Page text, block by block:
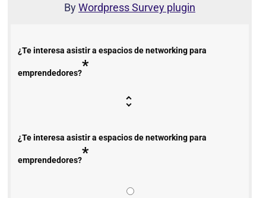
ByWordpress Survey plugin
¿Te interesa asistir a espacios de networking para
emprendedores?*
¿Te interesa asistir a espacios de networking para
emprendedores?*